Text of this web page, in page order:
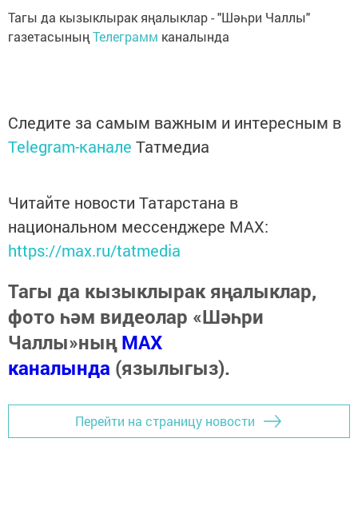
Тагы да кызыклырак яңалыклар - "Шәһри Чаллы"
газетасының Телеграмм каналында
Следите за самым важным и интересным в
Telegram-канале Татмедиа
Читайте новости Татарстана в
национальном мессенджере MАХ:
https://max.ru/tatmedia
Тагы да кызыклырак яңалыклар,
фото һәм видеолар «Шәһри
Чаллы»ныңMAX
каналында (язылыгыз).
Перейти на страницу новости